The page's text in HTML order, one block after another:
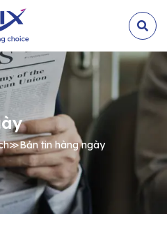
≫Bản tin hàng ngày